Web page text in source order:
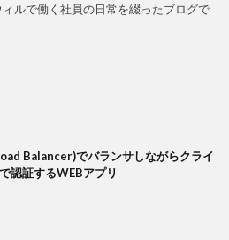
ルで働く社員の日常を綴ったブログで
Balancer)でバランサしながらクライ
認証するWEBアプリ